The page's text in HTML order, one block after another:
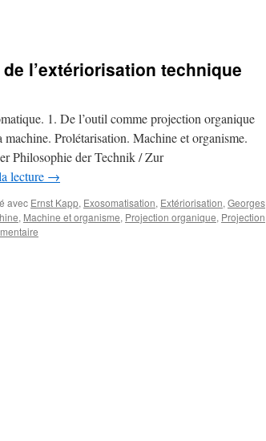
l’extériorisation technique
1. De l’outil comme projection organique
Prolétarisation. Machine et organisme.
Philosophie der Technik / Zur
lecture →
avec Ernst Kapp, Exosomatisation, Extériorisation, Georges
, Machine et organisme, Projection organique, Projection